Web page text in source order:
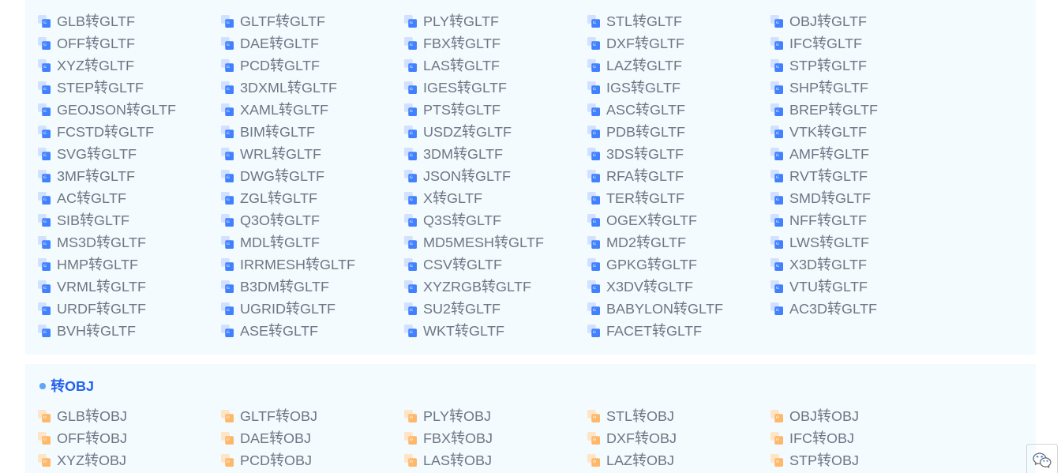
GLB转GLTF
GLTF转GLTF PLY转GLTF STL转GLTF
OBJ转GLTF
OFF转GLTF
DAE转GLTF FBX转GLTF DXF转GLTF
IFC转GLTF
XYZ转GLTF
PCD转GLTF LAS转GLTF LAZ转GLTF
STP转GLTF
STEP转GLTF
3DXML转GLTF IGES转GLTF IGS转GLTF
SHP转GLTF
GEOJSON转GLTF
XAML转GLTF PTS转GLTF ASC转GLTF
BREP转GLTF
FCSTD转GLTF
BIM转GLTF USDZ转GLTF PDB转GLTF
VTK转GLTF
SVG转GLTF
WRL转GLTF 3DM转GLTF 3DS转GLTF
AMF转GLTF
3MF转GLTF
DWG转GLTF JSON转GLTF RFA转GLTF
RVT转GLTF
AC转GLTF
ZGL转GLTF X转GLTF TER转GLTF
SMD转GLTF
SIB转GLTF
Q3O转GLTF Q3S转GLTF OGEX转GLTF
NFF转GLTF
MS3D转GLTF
MDL转GLTF MD5MESH转GLTF MD2转GLTF
LWS转GLTF
HMP转GLTF
IRRMESH转GLTF CSV转GLTF GPKG转GLTF
X3D转GLTF
VRML转GLTF
B3DM转GLTF XYZRGB转GLTF X3DV转GLTF
VTU转GLTF
URDF转GLTF
UGRID转GLTF SU2转GLTF BABYLON转GLTF
AC3D转GLTF
BVH转GLTF
ASE转GLTF WKT转GLTF FACET转GLTF
转OBJ
GLB转OBJ
GLTF转OBJ PLY转OBJ STL转OBJ
OBJ转OBJ
OFF转OBJ
DAE转OBJ FBX转OBJ DXF转OBJ
IFC转OBJ
XYZ转OBJ
PCD转OBJ LAS转OBJ LAZ转OBJ
STP转OBJ